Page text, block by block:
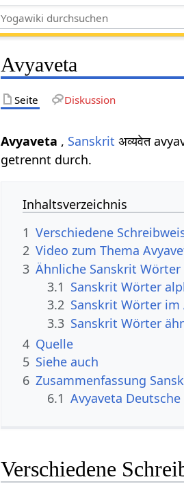
Avyaveta
Seite Diskussion
Avyaveta , Sanskrit अव्यवेत
getrennt durch.
Inhaltsverzeichnis
1 Verschiedene
2 Video zum Thema
3 Ähnliche Sanskrit Wörter
3.1 Sanskrit Wörter
3.2 Sanskrit Wörter im
3.3 Sanskrit Wörter
4 Quelle
5 Siehe auch
6 Zusammenfassung
6.1 Avyaveta
Verschiedene